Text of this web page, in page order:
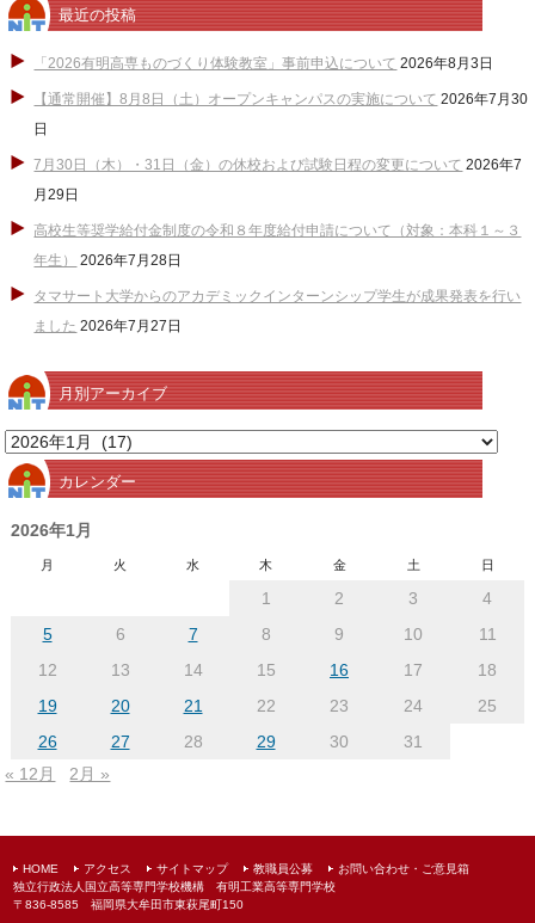
最近の投稿
「2026有明高専ものづくり体験教室」事前申込について 2026年8月3日
【通常開催】8月8日（土）オープンキャンパスの実施について 2026年7月30
日
7月30日（木）・31日（金）の休校および試験日程の変更について 2026年7
月29日
高校生等奨学給付金制度の令和８年度給付申請について（対象：本科１～３
年生）
2026年7月28日
タマサート大学からのアカデミックインターンシップ学生が成果発表を行い
ました 2026年7月27日
月別アーカイブ
月
別
ア
ー
カレンダー
2026年1月
月 火 水 木 金 土 日
1 2 3
4
5
6 7 8 9 10
11
12
13 14 15 16 17
18
19
20 21 22 23 24
25
26
27 28 29 30
31
« 12月
2月 »
HOME アクセス サイトマップ 教職員公募
お問い合わせ・ご意見箱
独立行政法人国立高等専門学校機構 有明工業高等専門学校
〒836-8585 福岡県大牟田市東萩尾町150